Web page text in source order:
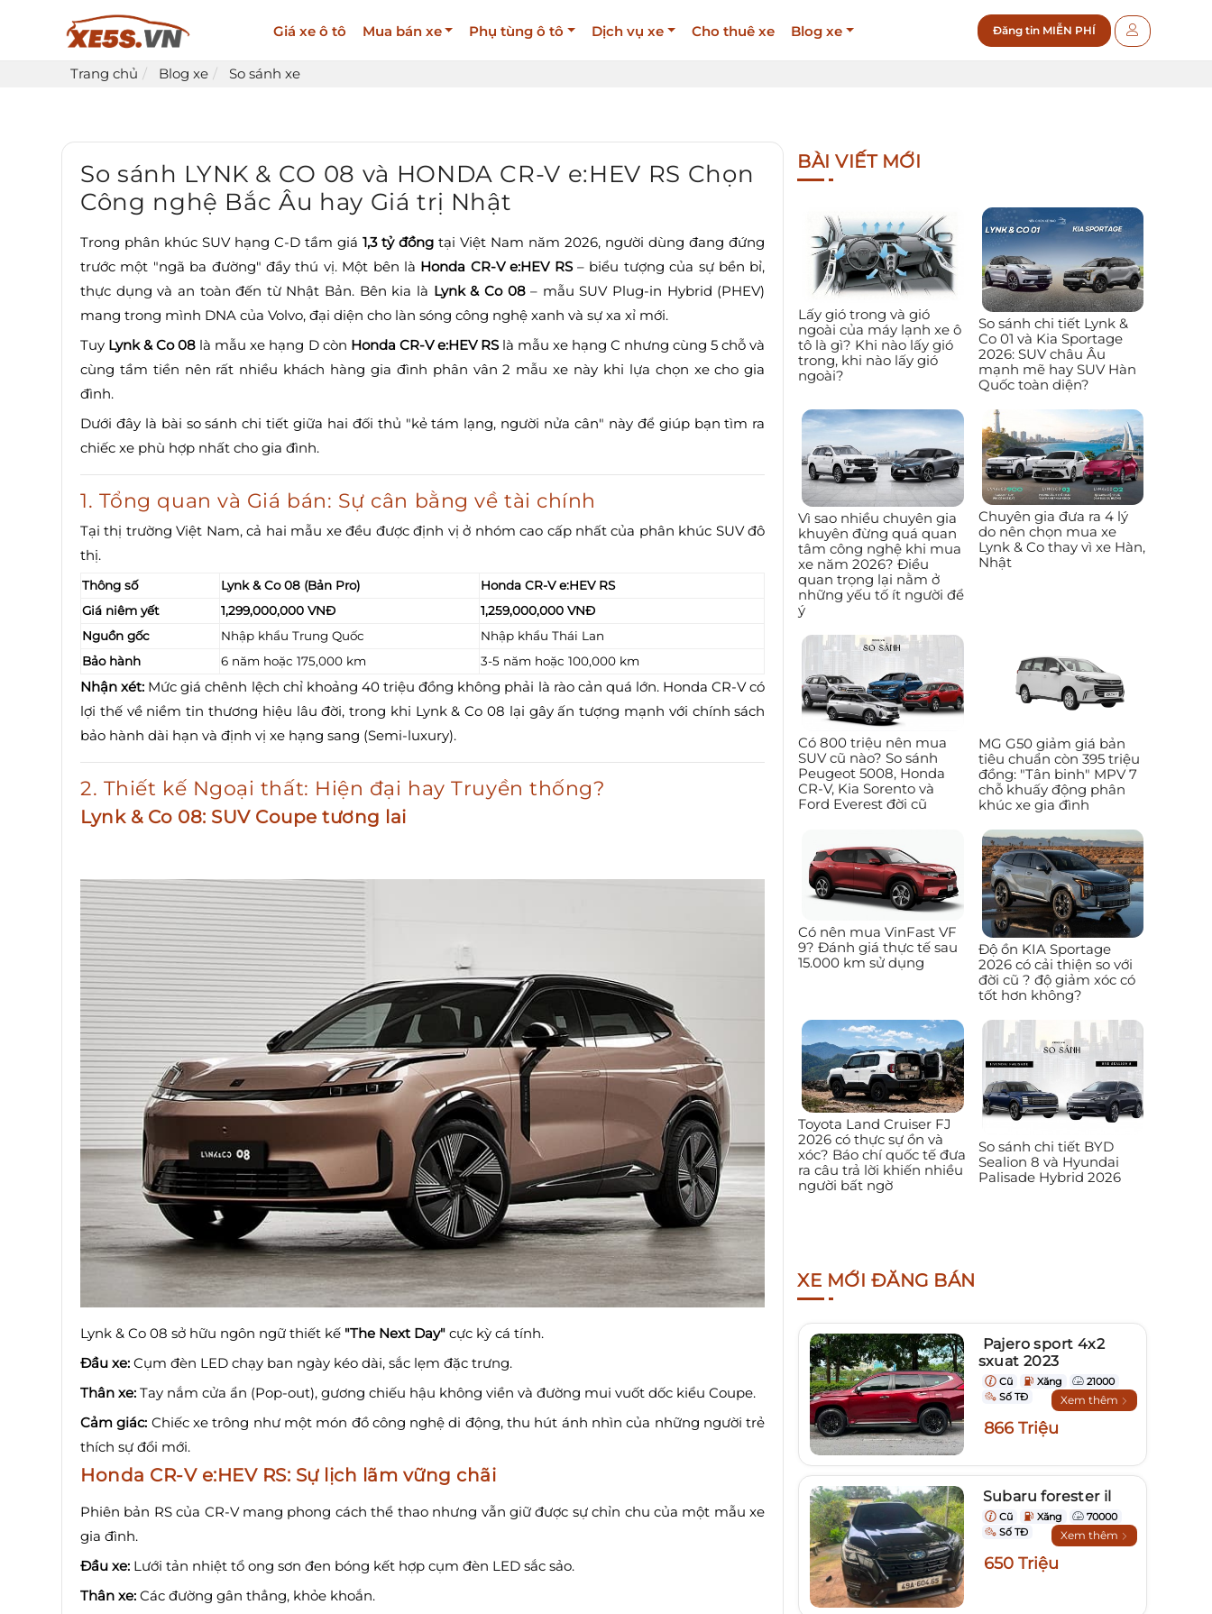
Giá xe ô tô Mua bán xe Phụ tùng ô tô Dịch vụ xe Cho thuê xe Blog xe Đăng tin MIỄN PHÍ
Trang chủ Blog xe So sánh xe
So sánh LYNK & CO 08 và HONDA CR-V e:HEV RS Chọn
Công nghệ Bắc Âu hay Giá trị Nhật
Trong phân khúc SUV hạng C-D tầm giá1,3 tỷ đồng tại Việt Nam năm 2026, người dùng đang đứng
trước một "ngã ba đường" đầy thú vị. Một bên là Honda CR-V e:HEV RS– biểu tượng của sự bền bỉ,
thực dụng và an toàn đến từ Nhật Bản. Bên kia là Lynk & Co 08– mẫu SUV Plug-in Hybrid (PHEV)
mang trong mình DNA của Volvo, đại diện cho làn sóng công nghệ xanh và sự xa xỉ mới.
Tuy Lynk & Co 08 là mẫu xe hạng D còn Honda CR-V e:HEV RSlà mẫu xe hạng C nhưng cùng 5 chỗ và
cùng tầm tiền nên rất nhiều khách hàng gia đình phân vân 2 mẫu xe này khi lựa chọn xe cho gia
đình.
Dưới đây là bài so sánh chi tiết giữa hai đối thủ "kẻ tám lạng, người nửa cân" này để giúp bạn tìm ra
chiếc xe phù hợp nhất cho gia đình.
1. Tổng quan và Giá bán: Sự cân bằng về tài chính
Tại thị trường Việt Nam, cả hai mẫu xe đều được định vị ở nhóm cao cấp nhất của phân khúc SUV đô
thị.
Thông số Lynk & Co 08 (Bản Pro)
Honda CR-V e:HEV RS
Giá niêm yết
1,299,000,000 VNĐ
1,259,000,000 VNĐ
Nguồn gốc
Nhập khẩu Trung Quốc
Nhập khẩu Thái Lan
Bảo hành
6 năm hoặc 175,000 km 3-5 năm hoặc 100,000 km
Nhận xét: Mức giá chênh lệch chỉ khoảng 40 triệu đồng không phải là rào cản quá lớn. Honda CR-V có
lợi thế về niềm tin thương hiệu lâu đời, trong khi Lynk & Co 08 lại gây ấn tượng mạnh với chính sách
bảo hành dài hạn và định vị xe hạng sang (Semi-luxury).
2. Thiết kế Ngoại thất: Hiện đại hay Truyền thống?
Lynk & Co 08: SUV Coupe tương lai
Lynk & Co 08 sở hữu ngôn ngữ thiết kế "The Next Day" cực kỳ cá tính.
Đầu xe: Cụm đèn LED chạy ban ngày kéo dài, sắc lẹm đặc trưng.
Thân xe: Tay nắm cửa ẩn (Pop-out), gương chiếu hậu không viền và đường mui vuốt dốc kiểu Coupe.
Cảm giác: Chiếc xe trông như một món đồ công nghệ di động, thu hút ánh nhìn của những người trẻ
thích sự đổi mới.
Honda CR-V e:HEV RS: Sự lịch lãm vững chãi
Phiên bản RS của CR-V mang phong cách thể thao nhưng vẫn giữ được sự chỉn chu của một mẫu xe
gia đình.
Đầu xe: Lưới tản nhiệt tổ ong sơn đen bóng kết hợp cụm đèn LED sắc sảo.
Thân xe: Các đường gân thẳng, khỏe khoắn.
BÀI VIẾT MỚI
Lấy gió trong và gió
ngoài của máy lạnh xe ô
tô là gì? Khi nào lấy gió
trong, khi nào lấy gió
ngoài?
So sánh chi tiết Lynk &
Co 01 và Kia Sportage
2026: SUV châu Âu
mạnh mẽ hay SUV Hàn
Quốc toàn diện?
Vì sao nhiều chuyên gia
khuyên đừng quá quan
tâm công nghệ khi mua
xe năm 2026? Điều
quan trọng lại nằm ở
những yếu tố ít người để
ý
Chuyên gia đưa ra 4 lý
do nên chọn mua xe
Lynk & Co thay vì xe Hàn,
Nhật
Có 800 triệu nên mua
SUV cũ nào? So sánh
Peugeot 5008, Honda
CR-V, Kia Sorento và
Ford Everest đời cũ
MG G50 giảm giá bản
tiêu chuẩn còn 395 triệu
đồng: "Tân binh" MPV 7
chỗ khuấy động phân
khúc xe gia đình
Có nên mua VinFast VF
9? Đánh giá thực tế sau
15.000 km sử dụng
Độ ồn KIA Sportage
2026 có cải thiện so với
đời cũ ? độ giảm xóc có
tốt hơn không?
Toyota Land Cruiser FJ
2026 có thực sự ồn và
xóc? Báo chí quốc tế đưa
ra câu trả lời khiến nhiều
người bất ngờ
So sánh chi tiết BYD
Sealion 8 và Hyundai
Palisade Hybrid 2026
XE MỚI ĐĂNG BÁN
Pajero sport 4x2
sxuat 2023
Cũ Xăng
21000
Số TĐ
Xem thêm
866 Triệu
Subaru forester il
Cũ Xăng
70000
Số TĐ
Xem thêm
650 Triệu